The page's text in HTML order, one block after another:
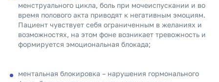
менструального цикла, боль при мочеиспускании и во
время полового акта приводят к негативным эмоциям.
Пациент чувствует себя ограниченным в желаниях и
возможностях, на этом фоне возникает тревожность и
формируется эмоциональная блокада;
ментальная блокировка – нарушения гормонального